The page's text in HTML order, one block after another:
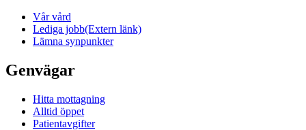
Vår vård
Lediga jobb(Extern länk)
Lämna synpunkter
Genvägar
Hitta mottagning
Alltid öppet
Patientavgifter